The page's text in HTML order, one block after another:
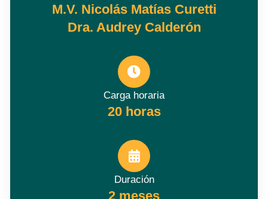
M.V. Nicolás Matías Curetti
Dra. Audrey Calderón
Carga horaria
20 horas
Duración
2 meses